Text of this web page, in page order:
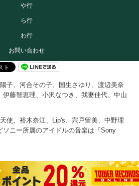
や行
ら行
わ行
お問い合わせ
子、河合その子、国生さゆり、渡辺美奈
藤智恵理、小沢なつき、我妻佳代、中山
使、裕木奈江、Lip's、宍戸留美、中野理
ニー所属のアイドルの音楽は『Sony